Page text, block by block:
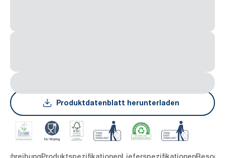
Produktdatenblatt herunterladen
ProduktspezifikationenLieferspezifikationen